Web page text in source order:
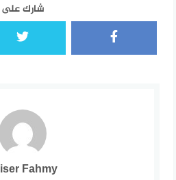
شارك على
Fahmy